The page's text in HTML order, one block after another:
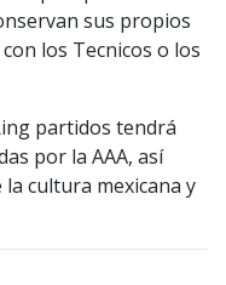
sus propios
los Tecnicos o los
partidos tendrá
por la AAA, así
cultura mexicana y